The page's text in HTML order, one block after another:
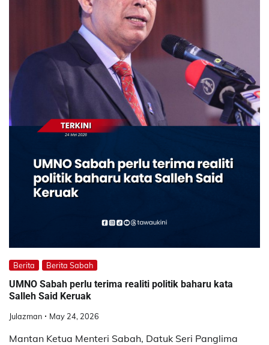
Berita Berita Sabah
UMNO Sabah perlu terima realiti politik baharu kata
Salleh Said Keruak
Julazman May 24, 2026
Mantan Ketua Menteri Sabah, Datuk Seri Panglima